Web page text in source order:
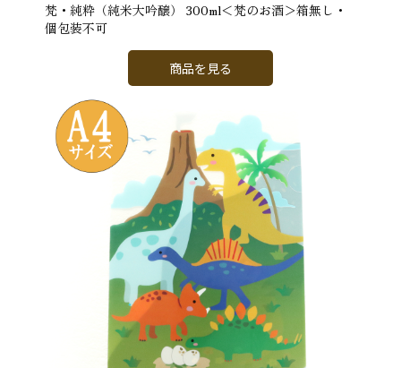
梵・純粋（純米大吟醸） 300ml＜梵のお酒＞箱無し・
個包装不可
商品を見る